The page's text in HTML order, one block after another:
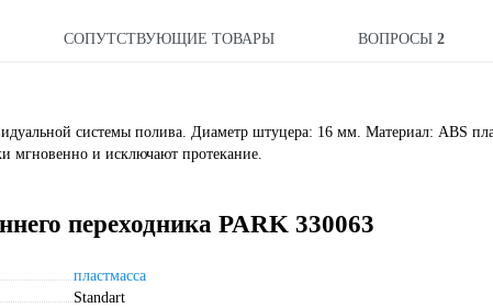
СОПУТСТВУЮЩИЕ ТОВАРЫ ВОПРОСЫ 2
системы полива. Диаметр штуцера: 16 мм. Материал: ABS
мгновенно и исключают протекание.
переходника PARK 330063
пластмасса
Standart